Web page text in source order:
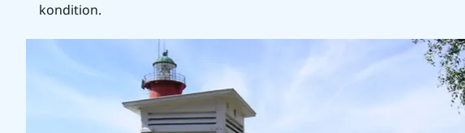
kondition.